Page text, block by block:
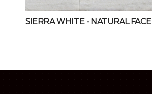
SIERRA WHITE- NATURAL FACE